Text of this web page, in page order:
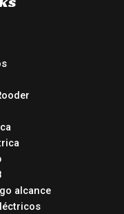
alcance